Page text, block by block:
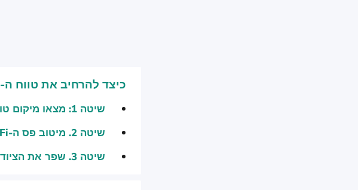
כיצד להרחיב את טווח ה-WiFi
שיטה 1: מצאו מיקום טוב יותר לנתב שלכם
שיטה 2. מיטוב פס ה-WiFi והערוץ שלך
שיטה 3. שפר את הציוד שלך